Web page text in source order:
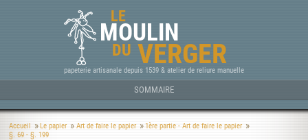
LE
MOULIN
DU VERGER
papeterie artisanale depuis 1539 & atelier de reliure manuelle
SOMMAIRE
Accueil Le papier Art de faire le papier
1ère partie - Art de faire le papier
§. 69 - §. 199